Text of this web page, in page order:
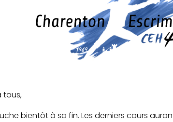
tous,
bientôt à sa fin. Les derniers cours